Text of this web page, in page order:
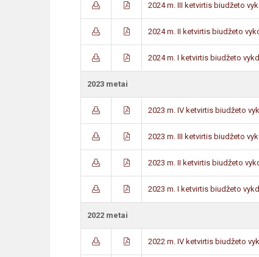
2024 m. III ketvirtis biudžeto
2024 m. II ketvirtis biudžeto
2024 m. I ketvirtis biudžeto
2023 metai
2023 m. IV ketvirtis biudžeto
2023 m. III ketvirtis biudžeto
2023 m. II ketvirtis biudžeto
2023 m. I ketvirtis biudžeto
2022 metai
2022 m. IV ketvirtis biudžeto